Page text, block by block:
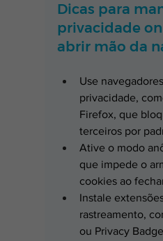
Dicas para
privacidade
abrir mão da
Use
privacidade,
Firefox, que
terceiros por
Ative o modo
que impede o
cookies ao
Instale
rastreamento,
ou Privacy